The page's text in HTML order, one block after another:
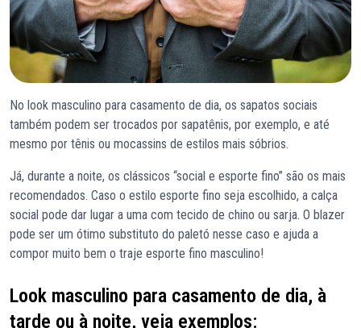
No look masculino para casamento de dia, os sapatos sociais
também podem ser trocados por sapatênis, por exemplo, e até
mesmo por tênis ou mocassins de estilos mais sóbrios.
Já, durante a noite, os clássicos “social e esporte fino” são os mais
recomendados. Caso o estilo esporte fino seja escolhido, a calça
social pode dar lugar a uma com tecido de chino ou sarja. O blazer
pode ser um ótimo substituto do paletó nesse caso e ajuda a
compor muito bem o traje esporte fino masculino!
Look masculino para casamento de dia, à
tarde ou à noite, veja exemplos: